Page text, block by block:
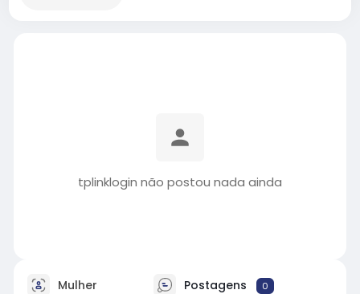
tplinklogin não postou nada ainda
Mulher Postagens 0